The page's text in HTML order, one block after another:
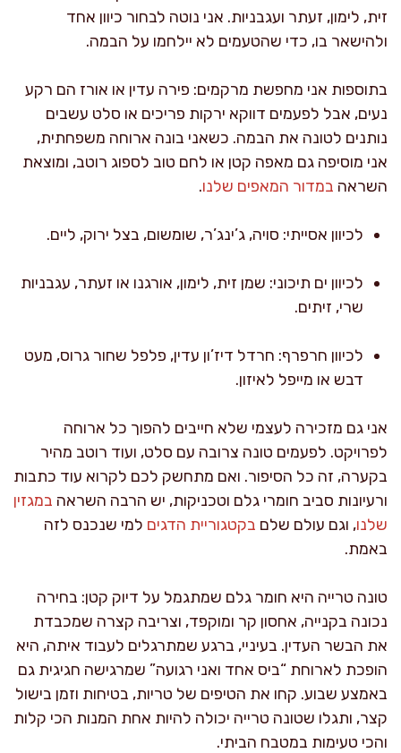
זית, לימון, זעתר ועגבניות. אני נוטה לבחור כיוון אחד
ולהישאר בו, כדי שהטעמים לא יילחמו על הבמה.
בתוספות אני מחפשת מרקמים: פירה עדין או אורז הם רקע
נעים, אבל לפעמים דווקא ירקות פריכים או סלט עשבים
נותנים לטונה את הבמה. כשאני בונה ארוחה משפחתית,
אני מוסיפה גם מאפה קטן או לחם טוב לספוג רוטב, ומוצאת
השראה במדור המאפים שלנו.
לכיוון אסייתי: סויה, ג’ינג’ר, שומשום, בצל ירוק, ליים.
לכיוון ים תיכוני: שמן זית, לימון, אורגנו או זעתר, עגבניות
שרי, זיתים.
לכיוון חרפרף: חרדל דיז’ון עדין, פלפל שחור גרוס, מעט
דבש או מייפל לאיזון.
אני גם מזכירה לעצמי שלא חייבים להפוך כל ארוחה
לפרויקט. לפעמים טונה צרובה עם סלט, ועוד רוטב מהיר
בקערה, זה כל הסיפור. ואם מתחשק לכם לקרוא עוד כתבות
ורעיונות סביב חומרי גלם וטכניקות, יש הרבה השראה במגזין
שלנו, וגם עולם שלם בקטגוריית הדגים למי שנכנס לזה
באמת.
טונה טרייה היא חומר גלם שמתגמל על דיוק קטן: בחירה
נכונה בקנייה, אחסון קר ומוקפד, וצריבה קצרה שמכבדת
את הבשר העדין. בעיניי, ברגע שמתרגלים לעבוד איתה, היא
הופכת לארוחת “ביס אחד ואני רגועה” שמרגישה חגיגית גם
באמצע שבוע. קחו את הטיפים של טריות, בטיחות וזמן בישול
קצר, ותגלו שטונה טרייה יכולה להיות אחת המנות הכי קלות
והכי טעימות במטבח הביתי.